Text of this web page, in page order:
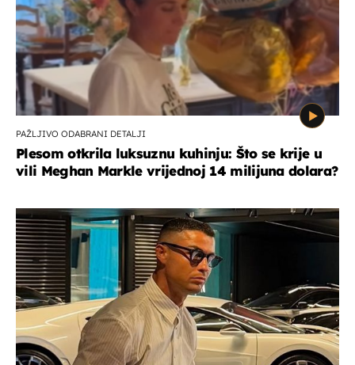
PAŽLJIVO ODABRANI DETALJI
Plesom otkrila luksuznu kuhinju: Što se krije u
vili Meghan Markle vrijednoj 14 milijuna dolara?